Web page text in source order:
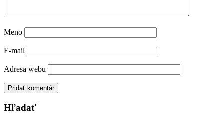
Meno
E-mail
Adresa webu
Hľadať